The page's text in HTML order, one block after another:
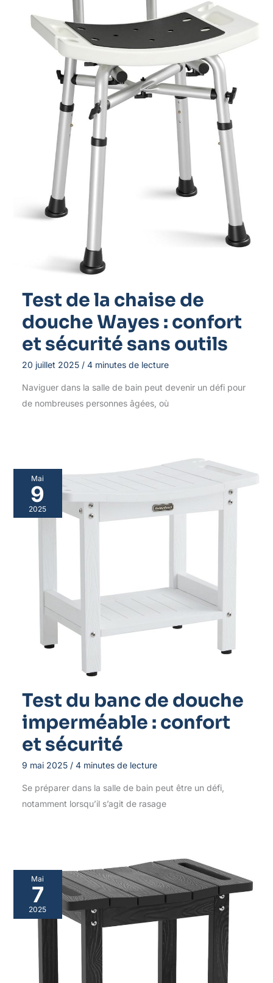
Test de la chaise de
douche Wayes : confort
et sécurité sans outils
20 juillet 2025 / 4 minutes de lecture
Naviguer dans la salle de bain peut devenir un défi pour
de nombreuses personnes âgées, où
Mai
9
2025
Test du banc de douche
imperméable : confort
et sécurité
9 mai 2025 / 4 minutes de lecture
Se préparer dans la salle de bain peut être un défi,
notamment lorsqu’il s’agit de rasage
Mai
7
2025